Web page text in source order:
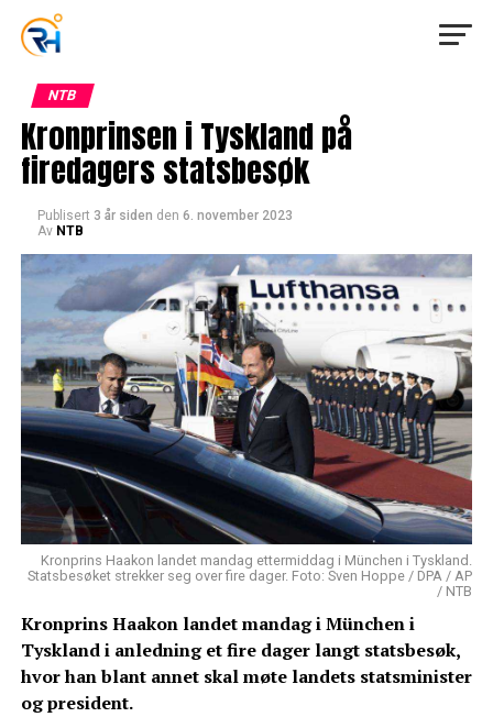
NTB
Kronprinsen i Tyskland på
firedagers statsbesøk
Publisert 3 år siden den 6. november 2023
Av NTB
Kronprins Haakon landet mandag ettermiddag i München i Tyskland.
Statsbesøket strekker seg over fire dager. Foto: Sven Hoppe / DPA / AP
/ NTB
Kronprins Haakon landet mandag i München i
Tyskland i anledning et fire dager langt statsbesøk,
hvor han blant annet skal møte landets statsminister
og president.